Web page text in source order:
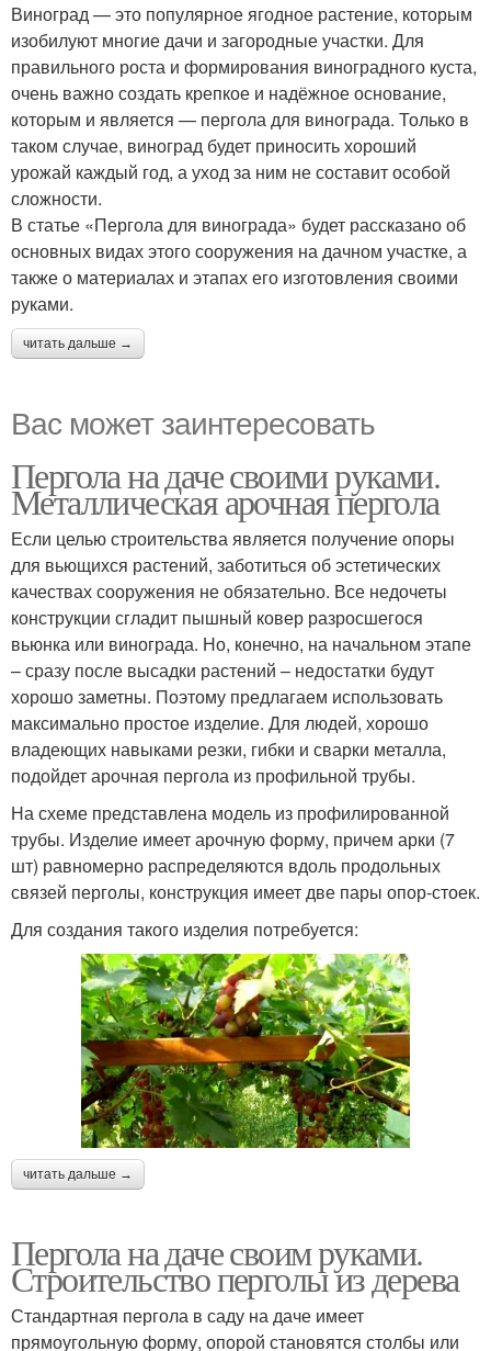
Виноград — это популярное ягодное растение, которым
изобилуют многие дачи и загородные участки. Для
правильного роста и формирования виноградного куста,
очень важно создать крепкое и надёжное основание,
которым и является — пергола для винограда. Только в
таком случае, виноград будет приносить хороший
урожай каждый год, а уход за ним не составит особой
сложности.
В статье «Пергола для винограда» будет рассказано об
основных видах этого сооружения на дачном участке, а
также о материалах и этапах его изготовления своими
руками.
читать дальше →
Вас может заинтересовать
Пергола на даче своими руками.
Металлическая арочная пергола
Если целью строительства является получение опоры
для вьющихся растений, заботиться об эстетических
качествах сооружения не обязательно. Все недочеты
конструкции сгладит пышный ковер разросшегося
вьюнка или винограда. Но, конечно, на начальном этапе
– сразу после высадки растений – недостатки будут
хорошо заметны. Поэтому предлагаем использовать
максимально простое изделие. Для людей, хорошо
владеющих навыками резки, гибки и сварки металла,
подойдет арочная пергола из профильной трубы.
На схеме представлена модель из профилированной
трубы. Изделие имеет арочную форму, причем арки (7
шт) равномерно распределяются вдоль продольных
связей перголы, конструкция имеет две пары опор-стоек.
Для создания такого изделия потребуется:
читать дальше →
Пергола на даче своим руками.
Строительство перголы из дерева
Стандартная пергола в саду на даче имеет
прямоугольную форму, опорой становятся столбы или